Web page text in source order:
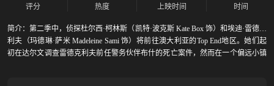
评分 热度
上映时间
时间
简介：第二季中，侦探杜尔西·柯林斯（凯特·波克斯 Kate Box 饰）和埃迪·雷德克
利夫（玛德琳·萨米 Madeleine Sami 饰）将前往澳大利亚的Top End地区。她们起
初在达尔文调查雷德克利夫前任警务伙伴布什的死亡案件，然而在一个偏远小镇